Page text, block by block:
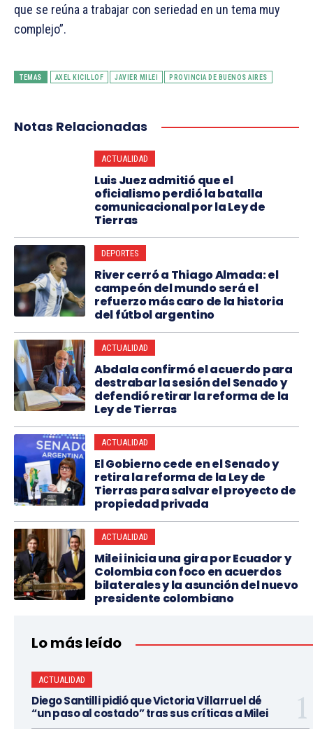
que se reúna a trabajar con seriedad en un tema muy
complejo”.
TEMAS AXEL KICILLOF JAVIER MILEI PROVINCIA DE BUENOS AIRES
Notas Relacionadas
ACTUALIDAD
Luis Juez admitió que el
oficialismo perdió la batalla
comunicacional por la Ley de
Tierras
DEPORTES
River cerró a Thiago Almada: el
campeón del mundo será el
refuerzo más caro de la historia
del fútbol argentino
ACTUALIDAD
Abdala confirmó el acuerdo para
destrabar la sesión del Senado y
defendió retirar la reforma de la
Ley de Tierras
ACTUALIDAD
El Gobierno cede en el Senado y
retira la reforma de la Ley de
Tierras para salvar el proyecto de
propiedad privada
ACTUALIDAD
Milei inicia una gira por Ecuador y
Colombia con foco en acuerdos
bilaterales y la asunción del nuevo
presidente colombiano
Lo más leído
ACTUALIDAD
Diego Santilli pidió que Victoria Villarruel dé
“un paso al costado” tras sus críticas a Milei